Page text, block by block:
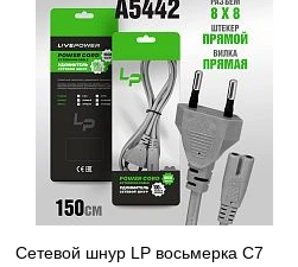
Сетевой шнур LP восьмерка C7